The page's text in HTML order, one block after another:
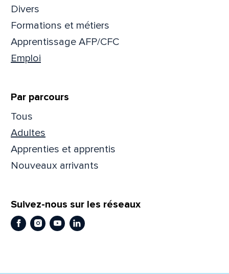
Divers
Formations et métiers
Apprentissage AFP/CFC
Emploi
Par parcours
Tous
Adultes
Apprenties et apprentis
Nouveaux arrivants
Suivez-nous sur les réseaux
Facebook
Instagram
YoutubeLinkedIn